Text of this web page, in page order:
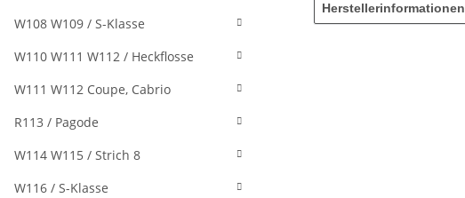
Herstellerinformationen
W108 W109 / S-Klasse
W110 W111 W112 / Heckflosse
W111 W112 Coupe, Cabrio
R113 / Pagode
W114 W115 / Strich 8
W116 / S-Klasse